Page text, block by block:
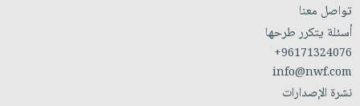
تواصل معنا
أسئلة يتكرر طرحها
+96171324076
info@nwf.com
نشرة الإصدارات